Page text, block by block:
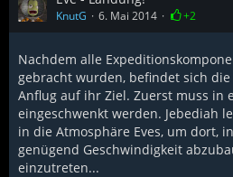
KnutG 6. Mai 2014 +2
Nachdem alle
gebracht wurden, befindet sich die
Anflug auf ihr Ziel. Zuerst muss in
eingeschwenkt werden. Jebediah
in die Atmosphäre Eves, um dort,
genügend Geschwindigkeit
einzutreten...